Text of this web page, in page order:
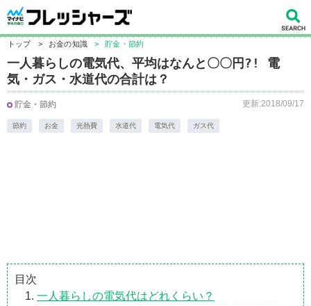
トップ > お金の知識 > 貯金・節約
一人暮らしの電気代、平均はなんと〇〇円?! 電
気・ガス・水道代の合計は？
貯金・節約 更新:2018/09/17
節約 お金 光熱費 水道代 電気代 ガス代
目次
一人暮らしの電気代はどれくらい？